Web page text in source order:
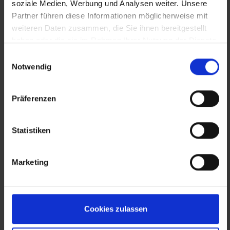
soziale Medien, Werbung und Analysen weiter. Unsere
Partner führen diese Informationen möglicherweise mit
weiteren Daten zusammen, die Sie ihnen bereitgestellt
Notwendig
Präferenzen
Statistiken
Marketing
Cookies zulassen
Zurück zur Übersicht